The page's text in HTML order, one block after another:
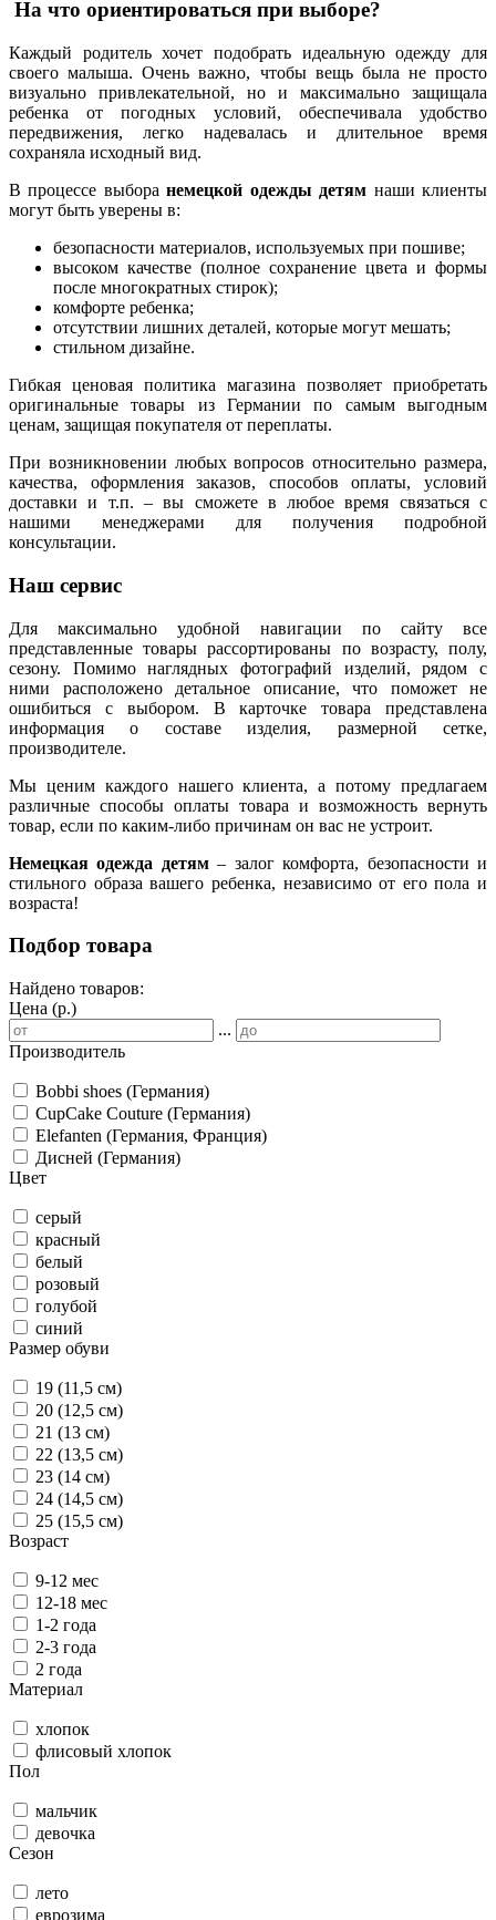
На что ориентироваться при выборе?
Каждый родитель хочет подобрать идеальную одежду для
своего малыша. Очень важно, чтобы вещь была не просто
визуально привлекательной, но и максимально защищала
ребенка от погодных условий, обеспечивала удобство
передвижения, легко надевалась и длительное время
сохраняла исходный вид.
В процессе выборанемецкой одежды детям наши клиенты
могут быть уверены в:
безопасности материалов, используемых при пошиве;
высоком качестве (полное сохранение цвета и формы
после многократных стирок);
комфорте ребенка;
отсутствии лишних деталей, которые могут мешать;
стильном дизайне.
Гибкая ценовая политика магазина позволяет приобретать
оригинальные товары из Германии по самым выгодным
ценам, защищая покупателя от переплаты.
При возникновении любых вопросов относительно размера,
качества, оформления заказов, способов оплаты, условий
доставки и т.п. – вы сможете в любое время связаться с
нашими менеджерами для получения подробной
консультации.
Наш сервис
Для максимально удобной навигации по сайту все
представленные товары рассортированы по возрасту, полу,
сезону. Помимо наглядных фотографий изделий, рядом с
ними расположено детальное описание, что поможет не
ошибиться с выбором. В карточке товара представлена
информация о составе изделия, размерной сетке,
производителе.
Мы ценим каждого нашего клиента, а потому предлагаем
различные способы оплаты товара и возможность вернуть
товар, если по каким-либо причинам он вас не устроит.
Немецкая одежда детям– залог комфорта, безопасности и
стильного образа вашего ребенка, независимо от его пола и
возраста!
Подбор товара
Найдено товаров:
Цена (р.)
...
Производитель
Bobbi shoes (Германия)
CupCake Couture (Германия)
Elefanten (Германия, Франция)
Дисней (Германия)
Цвет
серый
красный
белый
розовый
голубой
синий
Размер обуви
19 (11,5 см)
20 (12,5 см)
21 (13 см)
22 (13,5 см)
23 (14 см)
24 (14,5 см)
25 (15,5 см)
Возраст
9-12 мес
12-18 мес
1-2 года
2-3 года
2 года
Материал
хлопок
флисовый хлопок
Пол
мальчик
девочка
Сезон
лето
еврозима